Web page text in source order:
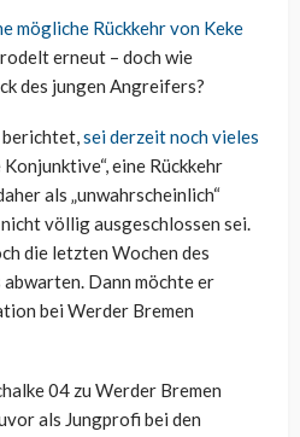
mögliche Rückkehr von Keke
erneut – doch wie
des jungen Angreifers?
berichtet,sei derzeit noch vieles
Konjunktive“, eine Rückkehr
als „unwahrscheinlich“
völlig ausgeschlossen sei.
die letzten Wochen des
Dann möchte er
bei Werder Bremen
04 zu Werder Bremen
als Jungprofi bei den